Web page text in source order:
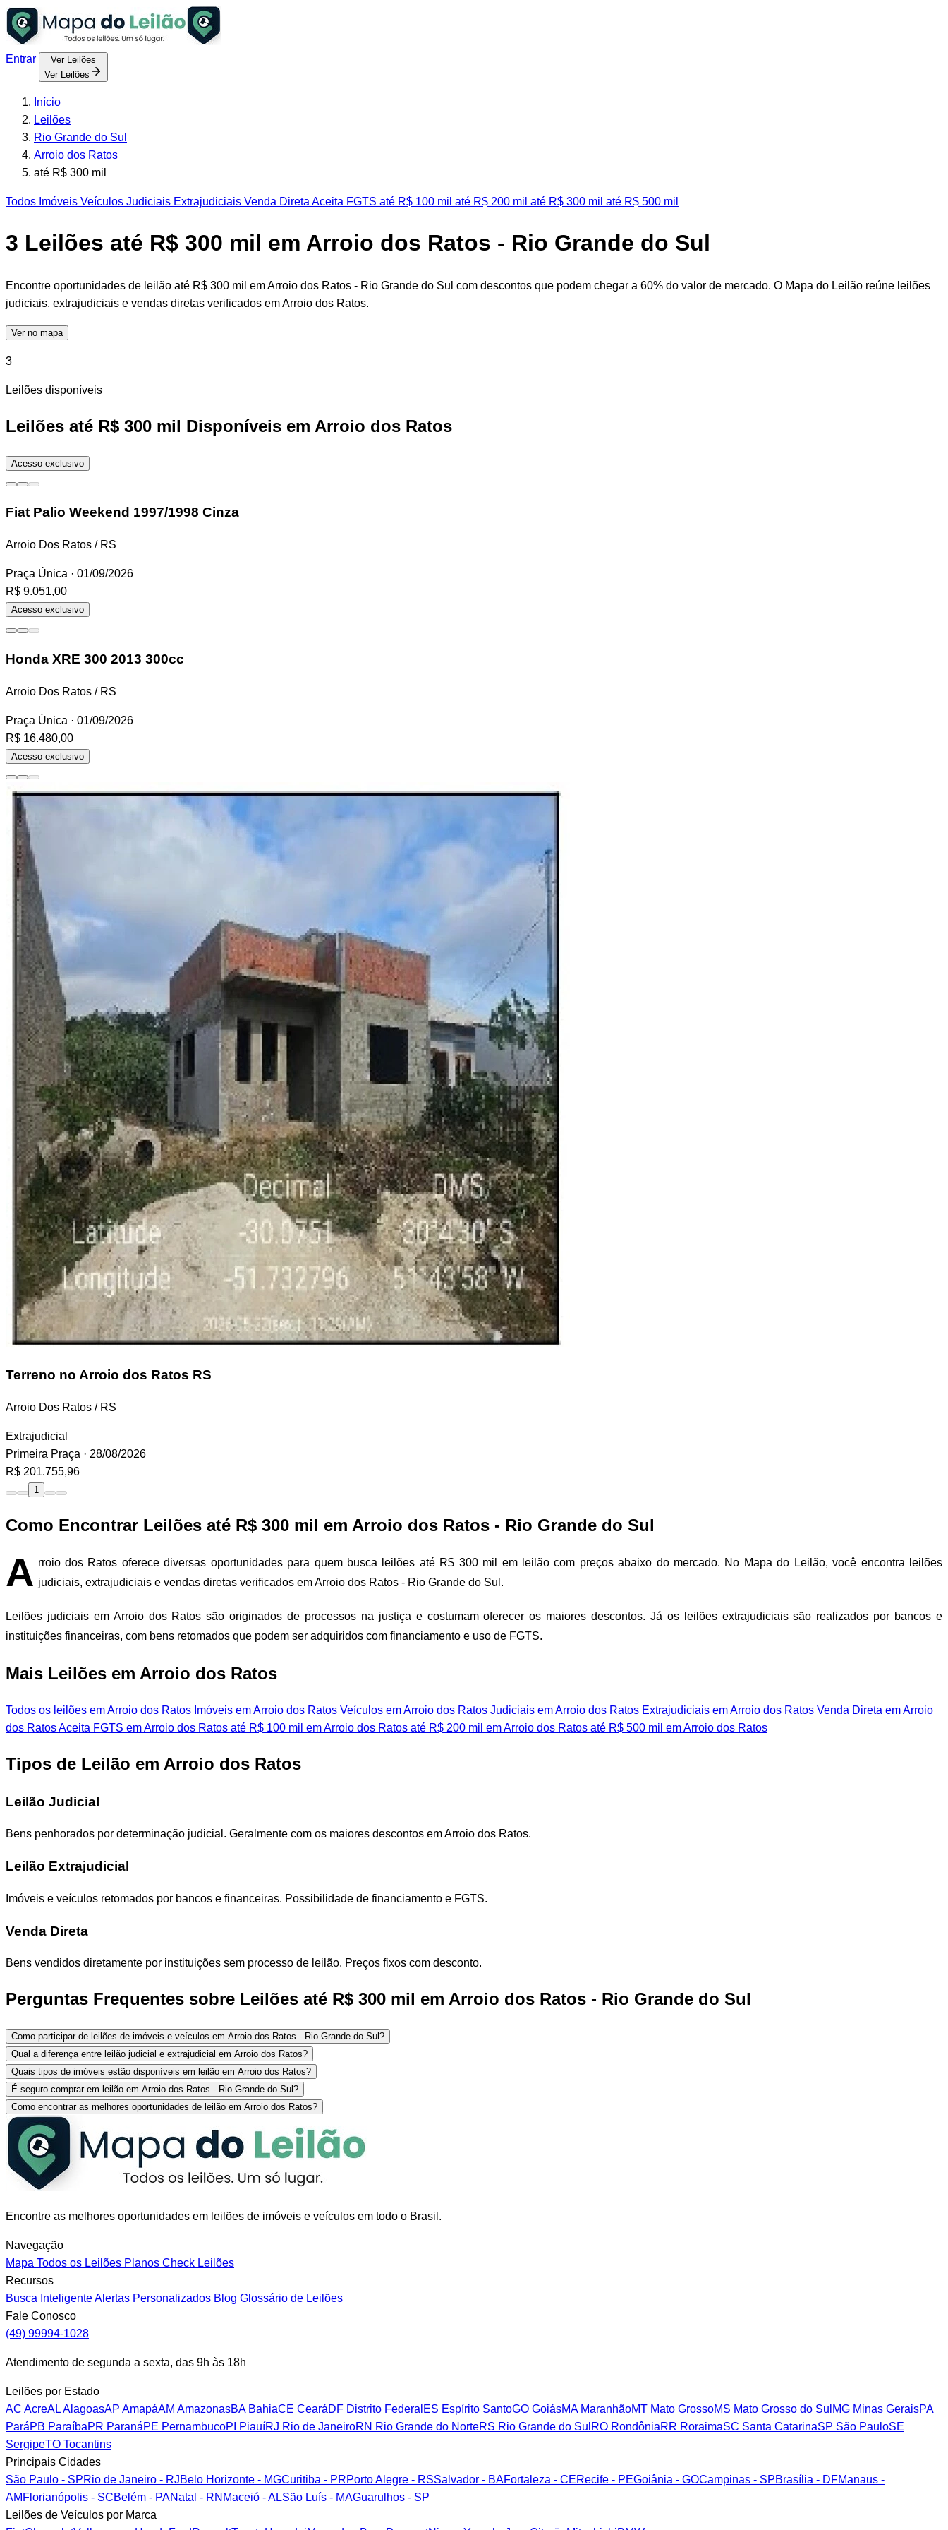
Entrar
Ver Leilões
Ver Leilões
Início
Leilões
Rio Grande do Sul
Arroio dos Ratos
até R$ 300 mil
Todos Imóveis Veículos Judiciais Extrajudiciais Venda Direta Aceita FGTS até R$ 100 mil até R$ 200 mil até R$ 300 mil até R$ 500 mil
3 Leilões até R$ 300 mil em Arroio dos Ratos - Rio Grande do Sul
Encontre oportunidades de leilão até R$ 300 mil em Arroio dos Ratos - Rio Grande do Sul com descontos que podem chegar a 60% do valor de mercado. O Mapa do Leilão reúne leilões
judiciais, extrajudiciais e vendas diretas verificados em Arroio dos Ratos.
Ver no mapa
3
Leilões disponíveis
Leilões até R$ 300 mil Disponíveis em Arroio dos Ratos
Acesso exclusivo
Fiat Palio Weekend 1997/1998 Cinza
Arroio Dos Ratos / RS
Praça Única · 01/09/2026
R$ 9.051,00
Acesso exclusivo
Honda XRE 300 2013 300cc
Arroio Dos Ratos / RS
Praça Única · 01/09/2026
R$ 16.480,00
Acesso exclusivo
Terreno no Arroio dos Ratos RS
Arroio Dos Ratos / RS
Extrajudicial
Primeira Praça · 28/08/2026
R$ 201.755,96
1
Como Encontrar Leilões até R$ 300 mil em Arroio dos Ratos - Rio Grande do Sul
A rroio dos Ratos oferece diversas oportunidades para quem busca leilões até R$ 300 mil em leilão com preços abaixo do mercado. No Mapa do Leilão, você encontra leilões
judiciais, extrajudiciais e vendas diretas verificados em Arroio dos Ratos - Rio Grande do Sul.
Leilões judiciais em Arroio dos Ratos são originados de processos na justiça e costumam oferecer os maiores descontos. Já os leilões extrajudiciais são realizados por bancos e
instituições financeiras, com bens retomados que podem ser adquiridos com financiamento e uso de FGTS.
Mais Leilões em Arroio dos Ratos
Todos os leilões em Arroio dos Ratos Imóveis em Arroio dos Ratos Veículos em Arroio dos Ratos Judiciais em Arroio dos Ratos Extrajudiciais em Arroio dos Ratos Venda Direta em Arroio
dos RatosAceita FGTS em Arroio dos Ratos até R$ 100 mil em Arroio dos Ratos até R$ 200 mil em Arroio dos Ratos até R$ 500 mil em Arroio dos Ratos
Tipos de Leilão em Arroio dos Ratos
Leilão Judicial
Bens penhorados por determinação judicial. Geralmente com os maiores descontos em Arroio dos Ratos.
Leilão Extrajudicial
Imóveis e veículos retomados por bancos e financeiras. Possibilidade de financiamento e FGTS.
Venda Direta
Bens vendidos diretamente por instituições sem processo de leilão. Preços fixos com desconto.
Perguntas Frequentes sobre Leilões até R$ 300 mil em Arroio dos Ratos - Rio Grande do Sul
Como participar de leilões de imóveis e veículos em Arroio dos Ratos - Rio Grande do Sul?
Qual a diferença entre leilão judicial e extrajudicial em Arroio dos Ratos?
Quais tipos de imóveis estão disponíveis em leilão em Arroio dos Ratos?
É seguro comprar em leilão em Arroio dos Ratos - Rio Grande do Sul?
Como encontrar as melhores oportunidades de leilão em Arroio dos Ratos?
Encontre as melhores oportunidades em leilões de imóveis e veículos em todo o Brasil.
Navegação
Mapa Todos os Leilões Planos Check Leilões
Recursos
Busca InteligenteAlertas Personalizados Blog Glossário de Leilões
Fale Conosco
(49) 99994-1028
Atendimento de segunda a sexta, das 9h às 18h
Leilões por Estado
AC AcreALAlagoasAP AmapáAM AmazonasBABahiaCE CearáDF Distrito Federal ES Espírito SantoGO GoiásMAMaranhãoMT Mato GrossoMS Mato Grosso do Sul MG Minas GeraisPA
ParáPB ParaíbaPR ParanáPE PernambucoPI PiauíRJ Rio de JaneiroRN Rio Grande do NorteRS Rio Grande do Sul RO RondôniaRR RoraimaSC Santa CatarinaSP São PauloSE
SergipeTO Tocantins
Principais Cidades
São Paulo - SPRio de Janeiro - RJBelo Horizonte - MGCuritiba - PRPorto Alegre - RSSalvador - BAFortaleza - CERecife - PEGoiânia - GOCampinas - SPBrasília - DFManaus -
AM Florianópolis - SCBelém - PANatal - RN Maceió - ALSão Luís - MAGuarulhos - SP
Leilões de Veículos por Marca